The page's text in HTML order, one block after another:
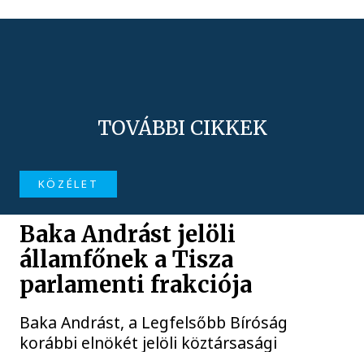
TOVÁBBI CIKKEK
KÖZÉLET
Baka Andrást jelöli
államfőnek a Tisza
parlamenti frakciója
Baka Andrást, a Legfelsőbb Bíróság
korábbi elnökét jelöli köztársasági